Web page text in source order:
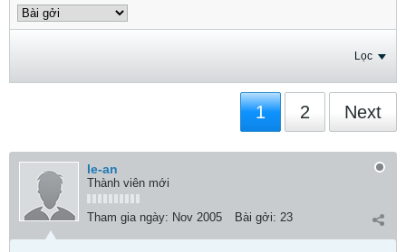
Lọc
1 2 Next
le-an
Thành viên mới
Tham gia ngày: Nov 2005 Bài gởi: 23